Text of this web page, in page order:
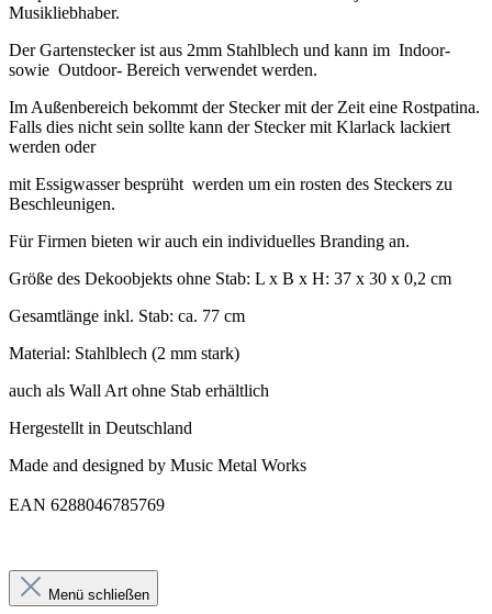
Musikliebhaber.
Der Gartenstecker ist aus 2mm Stahlblech und kann im Indoor-
sowie Outdoor- Bereich verwendet werden.
Im Außenbereich bekommt der Stecker mit der Zeit eine Rostpatina.
Falls dies nicht sein sollte kann der Stecker mit Klarlack lackiert
werden oder
mit Essigwasser besprüht werden um ein rosten des Steckers zu
Beschleunigen.
Für Firmen bieten wir auch ein individuelles Branding an.
Größe des Dekoobjekts ohne Stab: L x B x H: 37 x 30 x 0,2 cm
Gesamtlänge inkl. Stab: ca. 77 cm
Material: Stahlblech (2 mm stark)
auch als Wall Art ohne Stab erhältlich
Hergestellt in Deutschland
Made and designed by Music Metal Works
EAN 6288046785769
Menü schließen